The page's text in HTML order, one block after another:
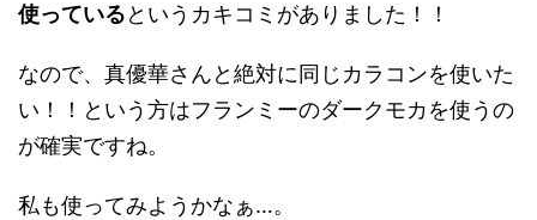
使っているというカキコミがありました！！
なので、真優華さんと絶対に同じカラコンを使いた
い！！という方はフランミーのダークモカを使うの
が確実ですね。
私も使ってみようかなぁ…。